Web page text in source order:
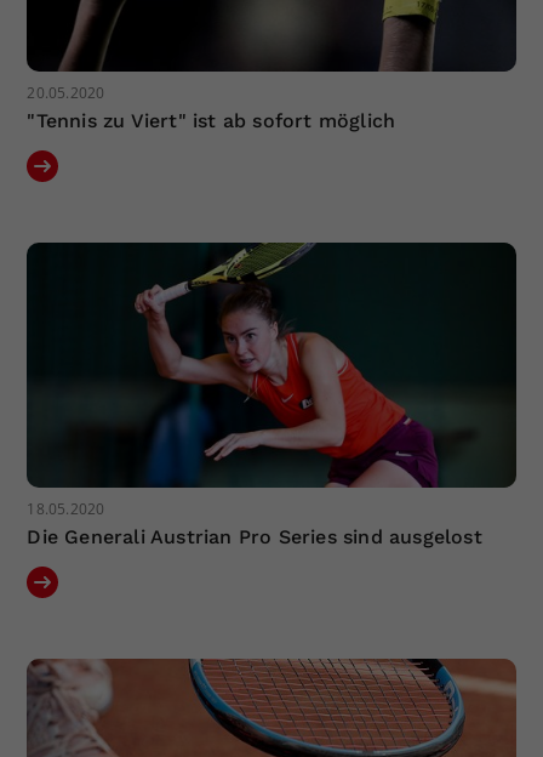
20.05.2020
"Tennis zu Viert" ist ab sofort möglich
18.05.2020
Die Generali Austrian Pro Series sind ausgelost